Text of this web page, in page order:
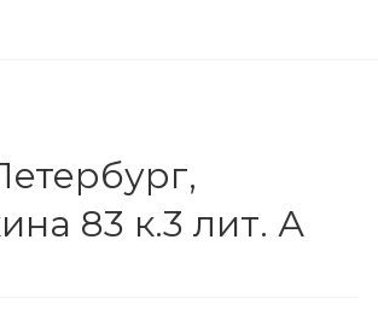
83 к.3 лит. А